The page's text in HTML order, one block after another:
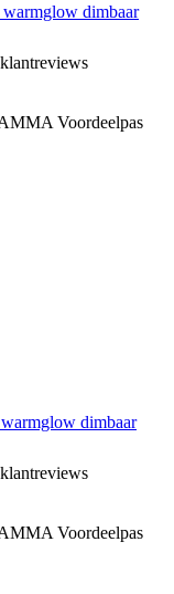
dimbaar
Voordeelpas
dimbaar
Voordeelpas